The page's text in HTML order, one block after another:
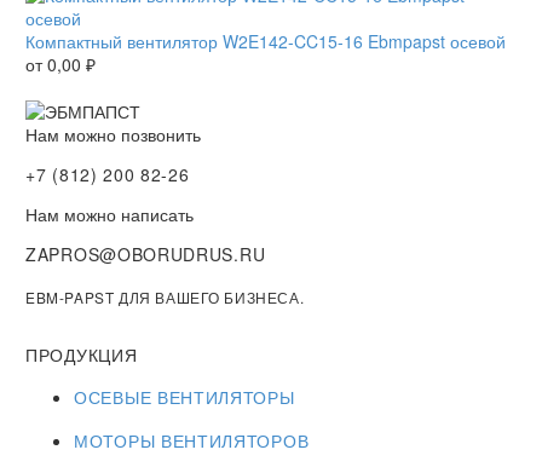
Компактный вентилятор W2E142-CC15-16 Ebmpapst осевой
от0,00 ₽
Нам можно позвонить
+7 (812) 200 82-26
Нам можно написать
ZAPROS@OBORUDRUS.RU
EBM-PAPST ДЛЯ ВАШЕГО БИЗНЕСА.
ПРОДУКЦИЯ
ОСЕВЫЕ ВЕНТИЛЯТОРЫ
МОТОРЫ ВЕНТИЛЯТОРОВ